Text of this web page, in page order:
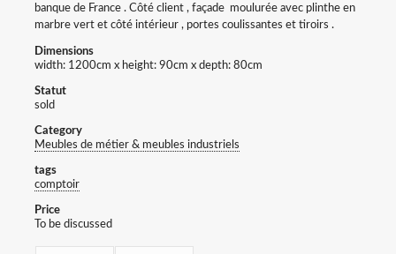
banque de France . Côté client , façade moulurée avec plinthe en
marbre vert et côté intérieur , portes coulissantes et tiroirs .
Dimensions
width: 1200cm x height: 90cm x depth: 80cm
Statut
sold
Category
Meubles de métier & meubles industriels
tags
comptoir
Price
To be discussed